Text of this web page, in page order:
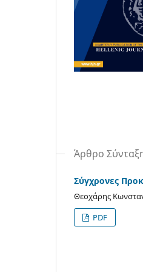
Άρθρο
Σύγχρονες
Θεοχάρης
PDF